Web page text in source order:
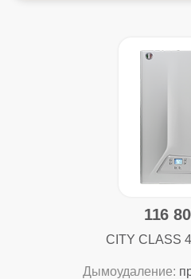
116
CITY CLASS
Дымоудаление: